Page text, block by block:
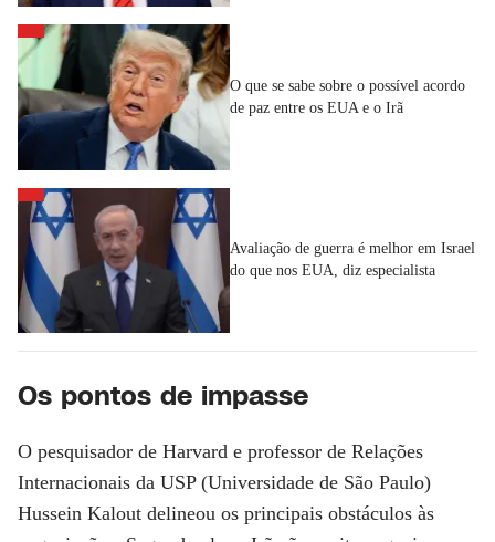
O que se sabe sobre o possível acordo
de paz entre os EUA e o Irã
Avaliação de guerra é melhor em Israel
do que nos EUA, diz especialista
Os pontos de impasse
O pesquisador de Harvard e professor de Relações
Internacionais da USP (Universidade de São Paulo)
Hussein Kalout delineou os principais obstáculos às